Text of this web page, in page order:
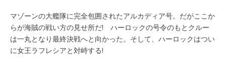
マゾーンの大艦隊に完全包囲されたアルカディア号。だがここか
らが海賊の戦い方の見せ所だ! ハーロックの号令のもとクルー
は一丸となり最終決戦へと向かった。そして、ハーロックはつい
に女王ラフレシアと対峙する!